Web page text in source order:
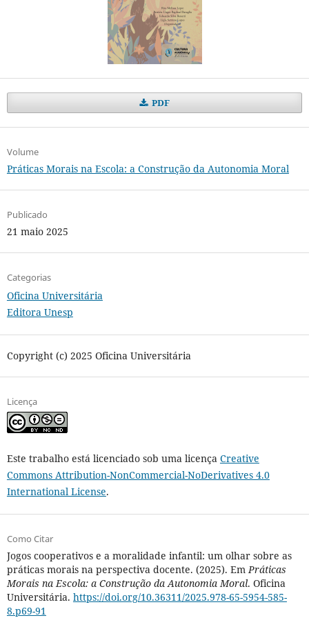
PDF
Volume
Práticas Morais na Escola: a Construção da Autonomia Moral
Publicado
21 maio 2025
Categorias
Oficina Universitária
Editora Unesp
Copyright (c) 2025 Oficina Universitária
Licença
Este trabalho está licenciado sob uma licença Creative
Commons Attribution-NonCommercial-NoDerivatives 4.0
International License.
Como Citar
Jogos cooperativos e a moralidade infantil: um olhar sobre as
práticas morais na perspectiva docente. (2025). Em Práticas
Morais na Escola: a Construção da Autonomia Moral. Oficina
Universitária. https://doi.org/10.36311/2025.978-65-5954-585-
8.p69-91